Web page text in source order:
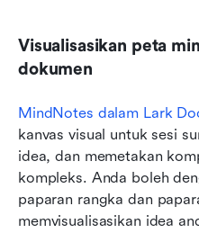
Visualisasikan peta
dokumen
MindNotes dalam Lark
kanvas visual untuk sesi
idea, dan memetakan
kompleks. Anda boleh
paparan rangka dan
memvisualisasikan idea